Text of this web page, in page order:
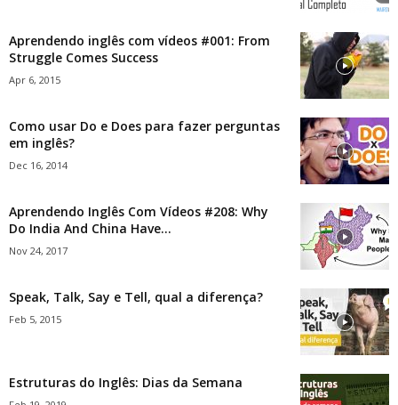
Aprendendo inglês com vídeos #001: From
Struggle Comes Success
Apr 6, 2015
Como usar Do e Does para fazer perguntas
em inglês?
Dec 16, 2014
Aprendendo Inglês Com Vídeos #208: Why
Do India And China Have...
Nov 24, 2017
Speak, Talk, Say e Tell, qual a diferença?
Feb 5, 2015
Estruturas do Inglês: Dias da Semana